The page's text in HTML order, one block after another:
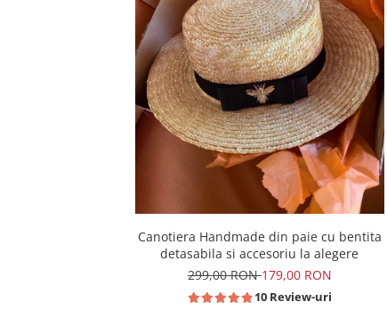
Canotiera Handmade din paie cu bentita
detasabila si accesoriu la alegere
299,00 RON179,00 RON
10 Review-uri